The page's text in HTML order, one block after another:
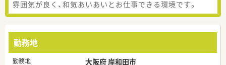
雰囲気が良く、和気あいあいとお仕事できる環境です。
勤務地
勤務地 大阪府 岸和田市